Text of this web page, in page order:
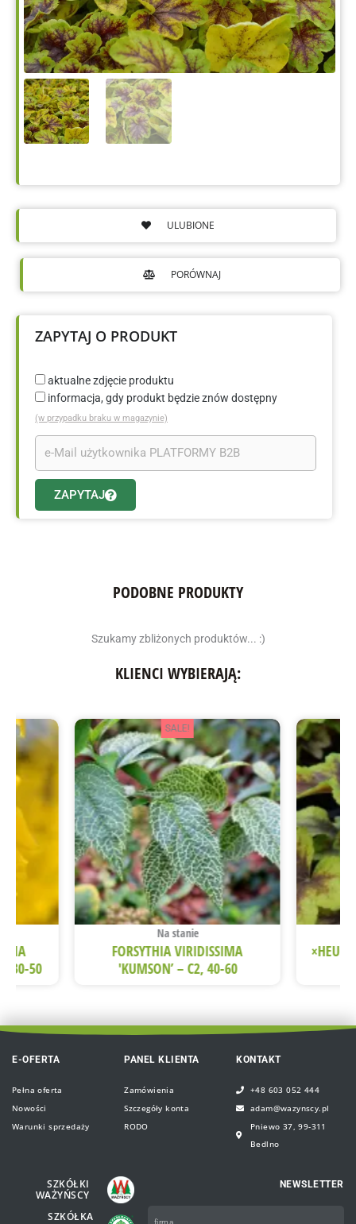
ULUBIONE
PORÓWNAJ
ZAPYTAJ O PRODUKT
aktualne zdjęcie produktu
informacja, gdy produkt będzie znów dostępny
(w przypadku braku w magazynie)
ZAPYTAJ
PODOBNE PRODUKTY
Szukamy zbliżonych produktów... :)
KLIENCI WYBIERAJĄ:
30-50
SALE!
Na stanie
FORSYTHIA VIRIDISSIMA
'KUMSON’ – C2, 40-60
E-OFERTA
Pełna oferta
Nowości
Warunki sprzedaży
PANEL KLIENTA
Zamówienia
Szczegóły konta
RODO
KONTAKT
+48 603 052 444
adam@wazynscy.pl
Pniewo 37, 99-311
Bedlno
SZKÓŁKI
WAŻYŃSCY
SZKÓŁKA
NEWSLETTER